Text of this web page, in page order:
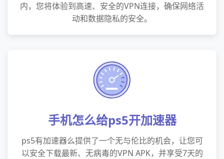
内，您将体验到高速、安全的VPN连接，确保网络活
动和数据隐私的安全。
手机怎么给ps5开加速器
ps5有加速器么提供了一个无与伦比的机会，让您可
以安全下载最新、无病毒的VPN APK，并享受7天的